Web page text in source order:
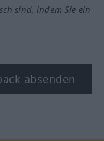
sind, indem Sie ein
absenden